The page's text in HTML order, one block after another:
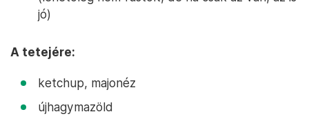
jó)
A tetejére:
ketchup, majonéz
újhagymazöld